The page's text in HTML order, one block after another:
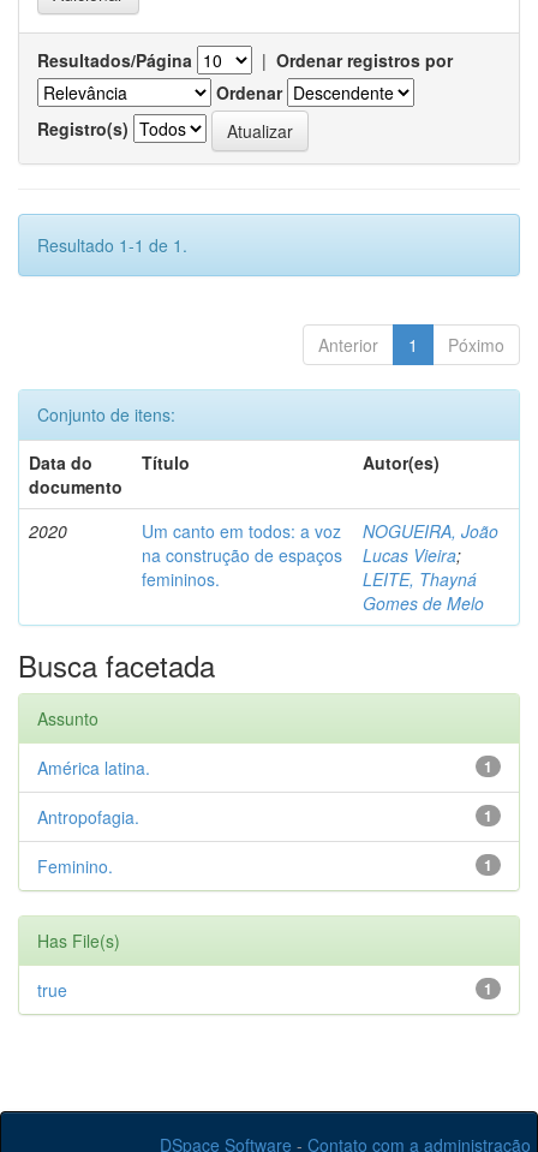
Resultados/Página | Ordenar registros por
Ordenar
Registro(s)
Resultado 1-1 de 1.
Anterior 1 Póximo
Conjunto de itens:
Data do
documento
Título Autor(es)
2020
Um canto em todos: a voz
na construção de espaços
femininos.
NOGUEIRA, João
Lucas Vieira;
LEITE, Thayná
Gomes de Melo
Busca facetada
Assunto
1
América latina.
1
Antropofagia.
1
Feminino.
Has File(s)
1
true
DSpace Software - Contato com a administração